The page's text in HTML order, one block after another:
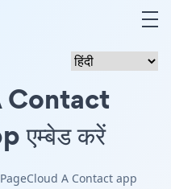
Contact
एम्बेड करें
के PageCloud A Contact app